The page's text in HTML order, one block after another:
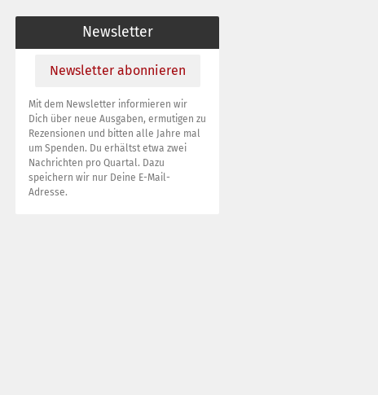
Newsletter
Newsletter abonnieren
Mit dem Newsletter informieren wir
Dich über neue Ausgaben, ermutigen zu
Rezensionen und bitten alle Jahre mal
um Spenden. Du erhältst etwa zwei
Nachrichten pro Quartal. Dazu
speichern wir nur Deine E-Mail-
Adresse.